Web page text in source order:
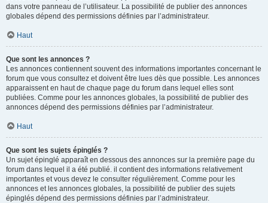
dans votre panneau de l’utilisateur. La possibilité de publier des annonces
globales dépend des permissions définies par l’administrateur.
Haut
Que sont les annonces ?
Les annonces contiennent souvent des informations importantes concernant le
forum que vous consultez et doivent être lues dès que possible. Les annonces
apparaissent en haut de chaque page du forum dans lequel elles sont
publiées. Comme pour les annonces globales, la possibilité de publier des
annonces dépend des permissions définies par l’administrateur.
Haut
Que sont les sujets épinglés ?
Un sujet épinglé apparaît en dessous des annonces sur la première page du
forum dans lequel il a été publié. il contient des informations relativement
importantes et vous devez le consulter régulièrement. Comme pour les
annonces et les annonces globales, la possibilité de publier des sujets
épinglés dépend des permissions définies par l’administrateur.